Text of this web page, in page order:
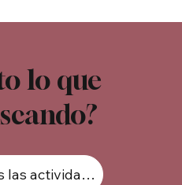
lo que
Volver a todas las actividades